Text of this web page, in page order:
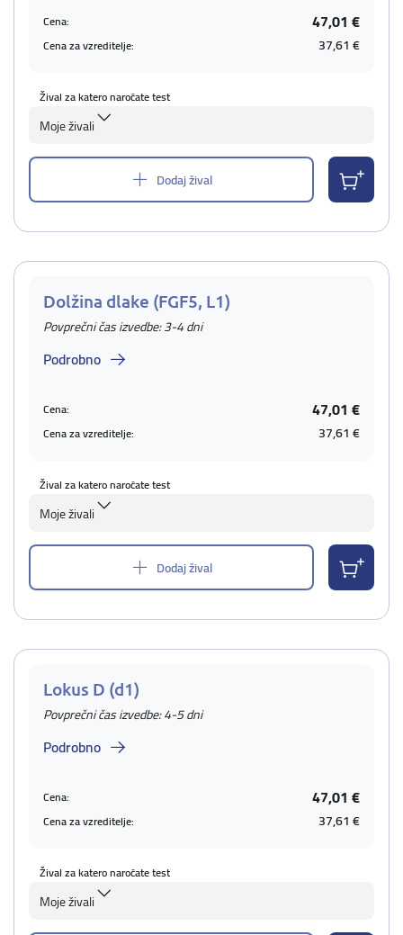
Cena: 47,01 €
Cena za vzreditelje: 37,61 €
Žival za katero naročate test
Moje živali
Dodaj žival
Dolžina dlake (FGF5, L1)
Povprečni čas izvedbe: 3-4 dni
Podrobno
Cena: 47,01 €
Cena za vzreditelje: 37,61 €
Žival za katero naročate test
Moje živali
Dodaj žival
Lokus D (d1)
Povprečni čas izvedbe: 4-5 dni
Podrobno
Cena: 47,01 €
Cena za vzreditelje: 37,61 €
Žival za katero naročate test
Moje živali